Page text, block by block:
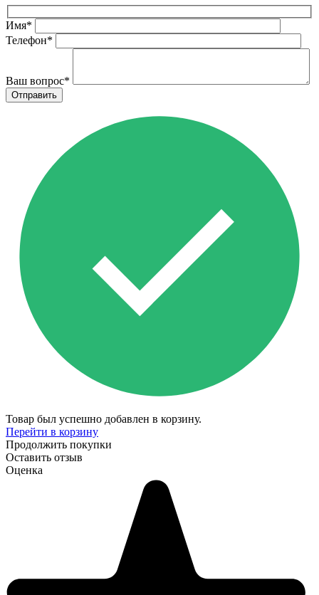
Имя*
Телефон*
Ваш вопрос*
Товар был успешно добавлен в корзину.
Перейти в корзину
Продолжить покупки
Оставить отзыв
Оценка